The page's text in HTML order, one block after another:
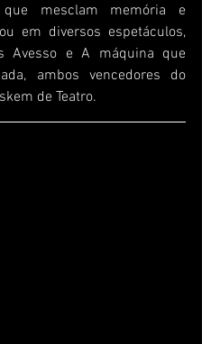
que mesclam memória e
em diversos espetáculos,
Avesso e A máquina que
ambos vencedores do
de Teatro.